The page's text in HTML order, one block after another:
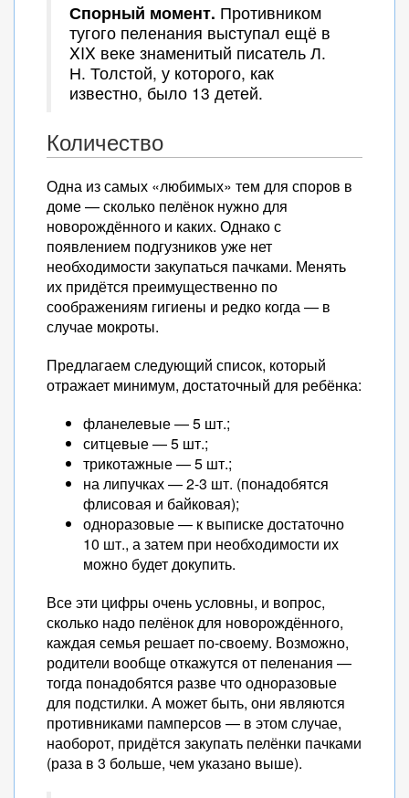
Спорный момент. Противником
тугого пеленания выступал ещё в
XIX веке знаменитый писатель Л.
Н. Толстой, у которого, как
известно, было 13 детей.
Количество
Одна из самых «любимых» тем для споров в
доме — сколько пелёнок нужно для
новорождённого и каких. Однако с
появлением подгузников уже нет
необходимости закупаться пачками. Менять
их придётся преимущественно по
соображениям гигиены и редко когда — в
случае мокроты.
Предлагаем следующий список, который
отражает минимум, достаточный для ребёнка:
фланелевые — 5 шт.;
ситцевые — 5 шт.;
трикотажные — 5 шт.;
на липучках — 2-3 шт. (понадобятся
флисовая и байковая);
одноразовые — к выписке достаточно
10 шт., а затем при необходимости их
можно будет докупить.
Все эти цифры очень условны, и вопрос,
сколько надо пелёнок для новорождённого,
каждая семья решает по-своему. Возможно,
родители вообще откажутся от пеленания —
тогда понадобятся разве что одноразовые
для подстилки. А может быть, они являются
противниками памперсов — в этом случае,
наоборот, придётся закупать пелёнки пачками
(раза в 3 больше, чем указано выше).